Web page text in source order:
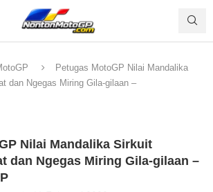
Petugas MotoGP Nilai Mandalika
dan Ngegas Miring Gila-gilaan –
Nilai Mandalika Sirkuit
dan Ngegas Miring Gila-gilaan –